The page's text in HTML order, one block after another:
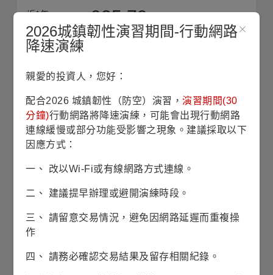
近1年
平均淨值
935.79
單筆申購
定期定額
歷史配息查詢
除息日 08/03
2026城鎮韌性演習期間-行動網路
降速演練
親愛的投資人，您好：
配合2026 城鎮韌性（防空）演習，演習期間(30
分鐘)行動網路將降速演練，可能會出現行動網路
連線緩慢或部分功能受影響之現象。建議採取以下
因應方式：
一、 改以Wi-Fi或有線網路方式連線。
二、 建議提早辦理或避開演練時段。
三、 請留意交易情況，避免因網路延遲而重複操
作
四、 請務必確認交易結果及留存相關紀錄。